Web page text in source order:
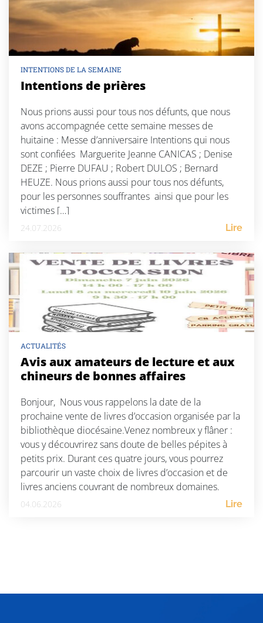
INTENTIONS DE LA SEMAINE
Intentions de prières
Nous prions aussi pour tous nos défunts, que nous
avons accompagnée cette semaine messes de
huitaine : Messe d’anniversaire Intentions qui nous
sont confiées Marguerite Jeanne CANICAS ; Denise
DEZE ; Pierre DUFAU ; Robert DULOS ; Bernard
HEUZE. Nous prions aussi pour tous nos défunts,
pour les personnes souffrantes ainsi que pour les
victimes […]
24.07.2026 Lire
ACTUALITÉS
Avis aux amateurs de lecture et aux
chineurs de bonnes affaires
Bonjour, Nous vous rappelons la date de la
prochaine vente de livres d’occasion organisée par la
bibliothèque diocésaine.Venez nombreux y flâner :
vous y découvrirez sans doute de belles pépites à
petits prix. Durant ces quatre jours, vous pourrez
parcourir un vaste choix de livres d’occasion et de
livres anciens couvrant de nombreux domaines.
Seront […]
04.06.2026 Lire